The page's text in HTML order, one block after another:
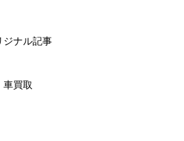
ジナル記事
車買取